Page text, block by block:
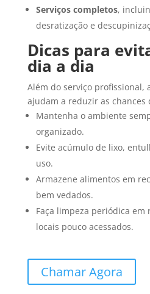
Serviços completos,
desratização e
Dicas para
dia a dia
Além do serviço profissional,
ajudam a reduzir as chances
Mantenha o ambiente
organizado.
Evite acúmulo de lixo,
uso.
Armazene alimentos em
bem vedados.
Faça limpeza periódica em
locais pouco acessados.
Chamar Agora